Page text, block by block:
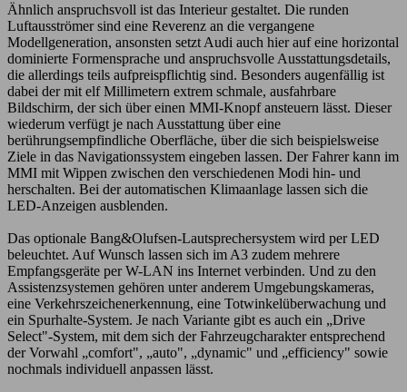
Ähnlich anspruchsvoll ist das Interieur gestaltet. Die runden
Luftausströmer sind eine Reverenz an die vergangene
Modellgeneration, ansonsten setzt Audi auch hier auf eine horizontal
dominierte Formensprache und anspruchsvolle Ausstattungsdetails,
die allerdings teils aufpreispflichtig sind. Besonders augenfällig ist
dabei der mit elf Millimetern extrem schmale, ausfahrbare
Bildschirm, der sich über einen MMI-Knopf ansteuern lässt. Dieser
wiederum verfügt je nach Ausstattung über eine
berührungsempfindliche Oberfläche, über die sich beispielsweise
Ziele in das Navigationssystem eingeben lassen. Der Fahrer kann im
MMI mit Wippen zwischen den verschiedenen Modi hin- und
herschalten. Bei der automatischen Klimaanlage lassen sich die
LED-Anzeigen ausblenden.
Das optionale Bang&Olufsen-Lautsprechersystem wird per LED
beleuchtet. Auf Wunsch lassen sich im A3 zudem mehrere
Empfangsgeräte per W-LAN ins Internet verbinden. Und zu den
Assistenzsystemen gehören unter anderem Umgebungskameras,
eine Verkehrszeichenerkennung, eine Totwinkelüberwachung und
ein Spurhalte-System. Je nach Variante gibt es auch ein „Drive
Select"-System, mit dem sich der Fahrzeugcharakter entsprechend
der Vorwahl „comfort", „auto", „dynamic" und „efficiency" sowie
nochmals individuell anpassen lässt.